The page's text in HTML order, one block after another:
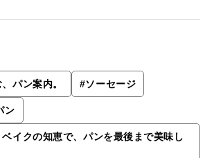
パン案内。 #ソーセージ
ン
ベイクの知恵で、パンを最後まで美味し